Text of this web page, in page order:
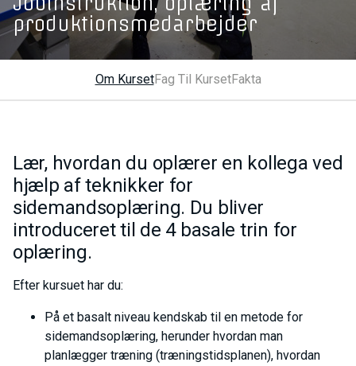
produktionsmedarbejder
Om KursetFag Til KursetFakta
Lær, hvordan du oplærer en kollega ved
hjælp af teknikker for
sidemandsoplæring. Du bliver
introduceret til de 4 basale trin for
oplæring.
Efter kursuet har du:
På et basalt niveau kendskab til en metode for
sidemandsoplæring, herunder hvordan man
planlægger træning (træningstidsplanen), hvordan